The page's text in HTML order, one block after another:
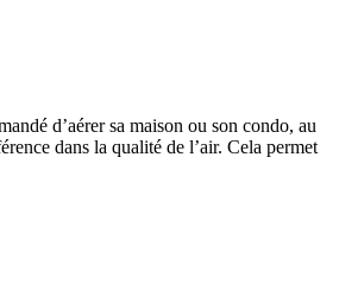
d’aérer sa maison ou son condo, au
dans la qualité de l’air. Cela permet